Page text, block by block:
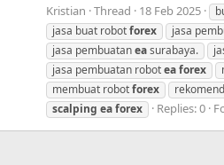
Kristian Thread 18 Feb 2025
jasa buat robotforex jasa
jasa pembuataneasurabaya.
jasa pembuatan roboteaforex
membuat robotforex
scalping eaforex Replies: 0